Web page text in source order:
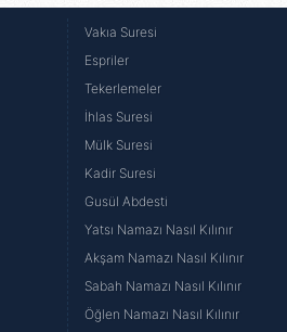
Vakıa Suresi
Espriler
Tekerlemeler
İhlas Suresi
Mülk Suresi
Kadir Suresi
Gusül Abdesti
Yatsı Namazı Nasıl Kılınır
Akşam Namazı Nasıl Kılınır
Sabah Namazı Nasıl Kılınır
Öğlen Namazı Nasıl Kılınır